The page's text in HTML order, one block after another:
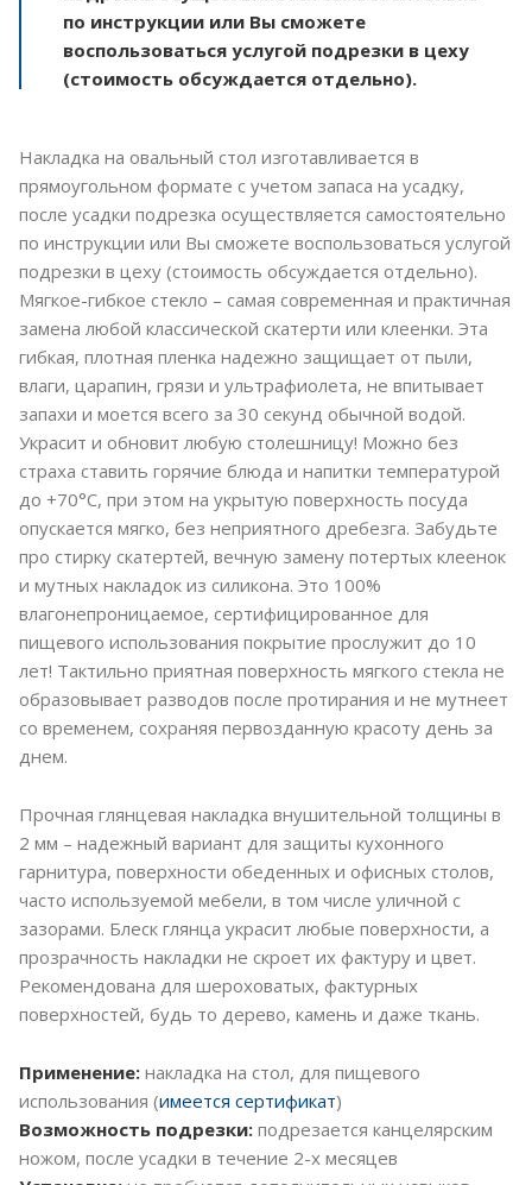
по инструкции или Вы сможете
воспользоваться услугой подрезки в цеху
(стоимость обсуждается отдельно).
Накладка на овальный стол изготавливается в
прямоугольном формате с учетом запаса на усадку,
после усадки подрезка осуществляется самостоятельно
по инструкции или Вы сможете воспользоваться услугой
подрезки в цеху (стоимость обсуждается отдельно).
Мягкое-гибкое стекло – самая современная и практичная
замена любой классической скатерти или клеенки. Эта
гибкая, плотная пленка надежно защищает от пыли,
влаги, царапин, грязи и ультрафиолета, не впитывает
запахи и моется всего за 30 секунд обычной водой.
Украсит и обновит любую столешницу! Можно без
страха ставить горячие блюда и напитки температурой
до +70°C, при этом на укрытую поверхность посуда
опускается мягко, без неприятного дребезга. Забудьте
про стирку скатертей, вечную замену потертых клеенок
и мутных накладок из силикона. Это 100%
влагонепроницаемое, сертифицированное для
пищевого использования покрытие прослужит до 10
лет! Тактильно приятная поверхность мягкого стекла не
образовывает разводов после протирания и не мутнеет
со временем, сохраняя первозданную красоту день за
днем.
Прочная глянцевая накладка внушительной толщины в
2 мм – надежный вариант для защиты кухонного
гарнитура, поверхности обеденных и офисных столов,
часто используемой мебели, в том числе уличной с
зазорами. Блеск глянца украсит любые поверхности, а
прозрачность накладки не скроет их фактуру и цвет.
Рекомендована для шероховатых, фактурных
поверхностей, будь то дерево, камень и даже ткань.
Применение: накладка на стол, для пищевого
использования (имеется сертификат)
Возможность подрезки: подрезается канцелярским
ножом, после усадки в течение 2-х месяцев